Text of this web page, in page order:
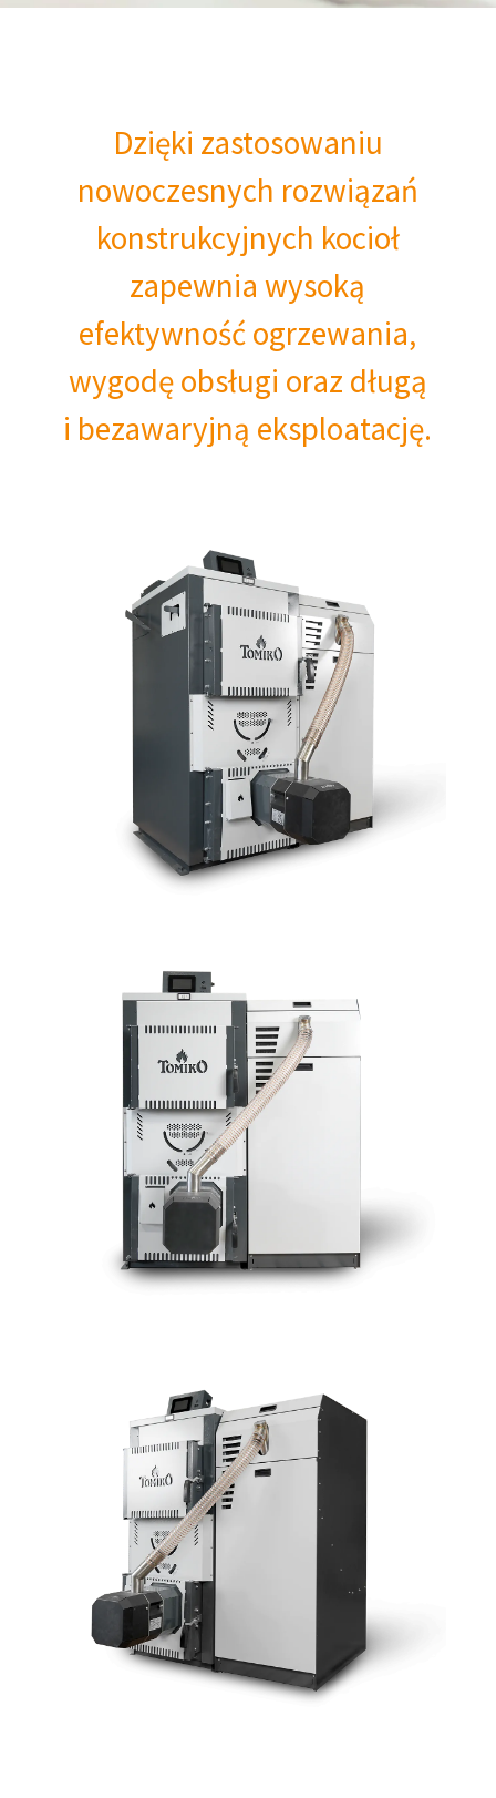
Dzięki zastosowaniu
nowoczesnych rozwiązań
konstrukcyjnych kocioł
zapewnia wysoką
efektywność ogrzewania,
wygodę obsługi oraz długą
i bezawaryjną eksploatację.